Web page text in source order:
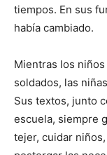
tiempos. En sus
había cambiado.
Mientras los
soldados, las
Sus textos, junto
escuela, siempre
tejer, cuidar